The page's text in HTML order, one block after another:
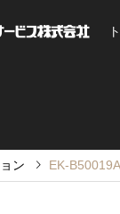
ン EK-B50019A